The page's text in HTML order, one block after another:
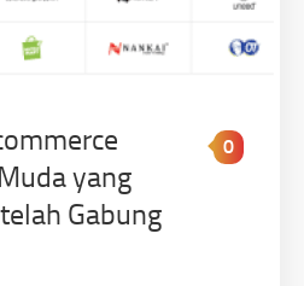
yang
Gabung
0